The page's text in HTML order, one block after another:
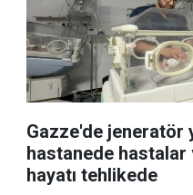
Gazze'de jeneratör
hastanede hastalar
hayatı tehlikede